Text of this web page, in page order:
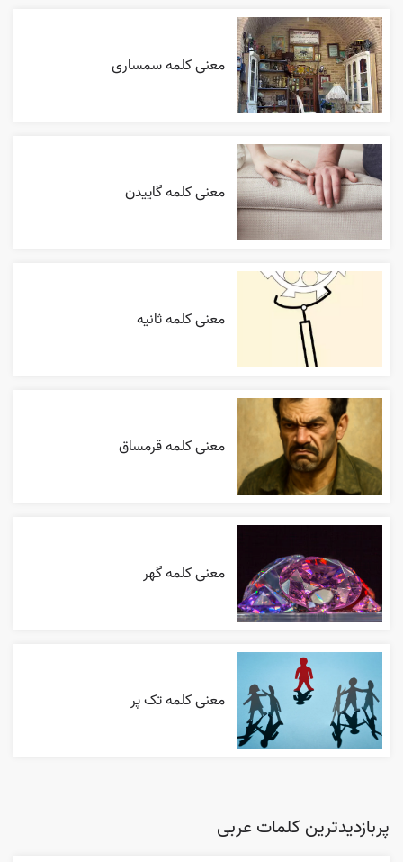
معنی کلمه سمساری
معنی کلمه گاییدن
معنی کلمه ثانیه
معنی کلمه قرمساق
معنی کلمه گهر
معنی کلمه تک پر
پربازدیدترین کلمات عربی